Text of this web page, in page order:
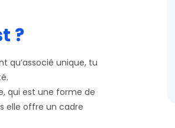
?
qu’associé unique, tu
qui est une forme de
elle offre un cadre